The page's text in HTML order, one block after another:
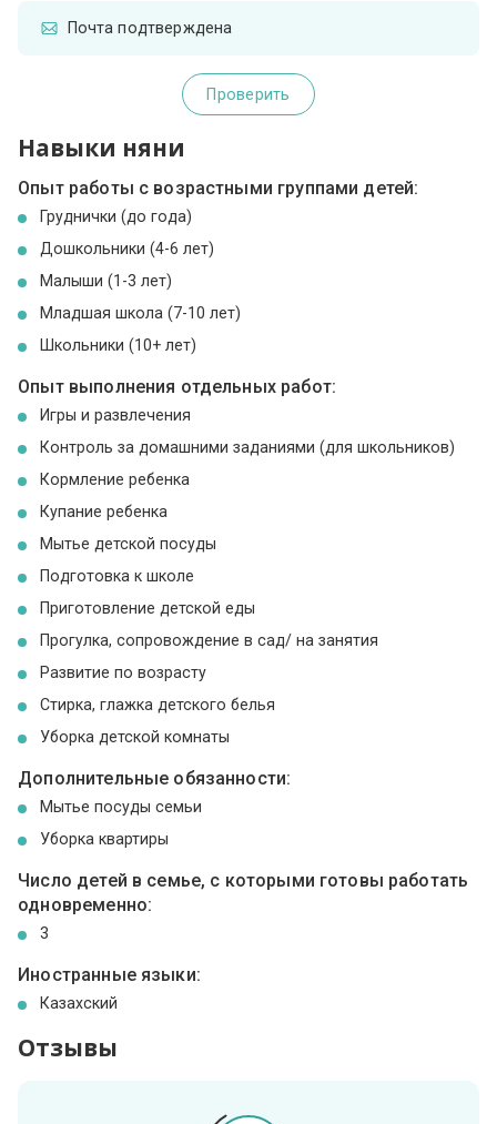
Почта подтверждена
Проверить
Навыки няни
Опыт работы с возрастными группами детей:
Груднички (до года)
Дошкольники (4-6 лет)
Малыши (1-3 лет)
Младшая школа (7-10 лет)
Школьники (10+ лет)
Опыт выполнения отдельных работ:
Игры и развлечения
Контроль за домашними заданиями (для школьников)
Кормление ребенка
Купание ребенка
Мытье детской посуды
Подготовка к школе
Приготовление детской еды
Прогулка, сопровождение в сад/ на занятия
Развитие по возрасту
Стирка, глажка детского белья
Уборка детской комнаты
Дополнительные обязанности:
Мытье посуды семьи
Уборка квартиры
Число детей в семье, с которыми готовы работать
одновременно:
3
Иностранные языки:
Казахский
Отзывы